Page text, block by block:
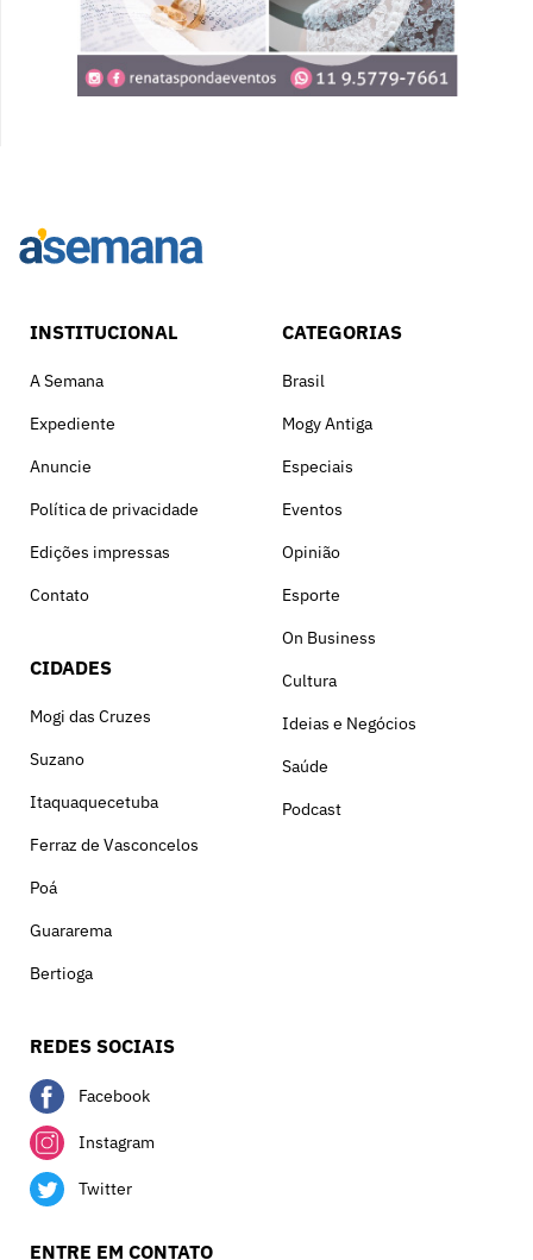
INSTITUCIONAL
A Semana
Expediente
Anuncie
Política de privacidade
Edições impressas
Contato
CIDADES
Mogi das Cruzes
Suzano
Itaquaquecetuba
Ferraz de Vasconcelos
Poá
Guararema
Bertioga
CATEGORIAS
Brasil
Mogy Antiga
Especiais
Eventos
Opinião
Esporte
On Business
Cultura
Ideias e Negócios
Saúde
Podcast
REDES SOCIAIS
Facebook
Instagram
Twitter
ENTRE EM CONTATO